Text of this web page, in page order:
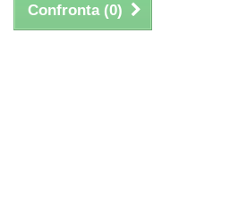
Confronta (0)